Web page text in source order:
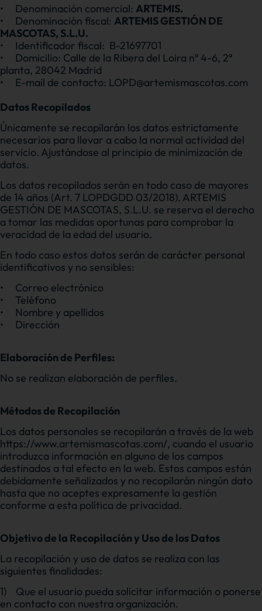
•
Denominación comercial: ARTEMIS.
•
Denominación fiscal: ARTEMIS GESTIÓN DE
MASCOTAS, S.L.U.
•
Identificador fiscal: B-21697701
•
Domicilio: Calle de la Ribera del Loira nº 4-6, 2ª
planta, 28042 Madrid
•
E-mail de contacto: LOPD@artemismascotas.com
Datos Recopilados
Únicamente se recopilarán los datos estrictamente
necesarios para llevar a cabo la normal actividad del
servicio. Ajustándose al principio de minimización de
datos.
Los datos recopilados serán en todo caso de mayores
de 14 años (Art. 7 LOPDGDD 03/2018). ARTEMIS
GESTIÓN DE MASCOTAS, S.L.U. se reserva el derecho
a tomar las medidas oportunas para comprobar la
veracidad de la edad del usuario.
En todo caso estos datos serán de carácter personal
identificativos y no sensibles:
•
Correo electrónico
•
Teléfono
•
Nombre y apellidos
•
Dirección
Elaboración de Perfiles:
No se realizan elaboración de perfiles.
Métodos de Recopilación
Los datos personales se recopilarán a través de la web
https://www.artemismascotas.com/, cuando el usuario
introduzca información en alguno de los campos
destinados a tal efecto en la web. Estos campos están
debidamente señalizados y no recopilarán ningún dato
hasta que no aceptes expresamente la gestión
conforme a esta política de privacidad.
Objetivo de la Recopilación y Uso de los Datos
La recopilación y uso de datos se realiza con las
siguientes finalidades:
1)
Que el usuario pueda solicitar información o ponerse
en contacto con nuestra organización.